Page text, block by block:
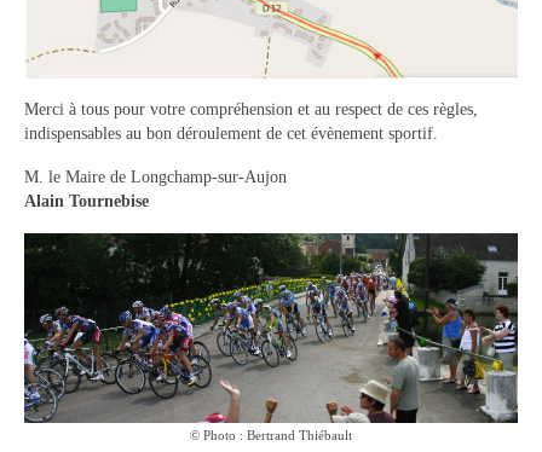
Les associations
Contacter votre mairie
Informations légales
Merci à tous pour votre compréhension et au respect de ces règles,
indispensables au bon déroulement de cet évènement sportif.
M. le Maire de Longchamp-sur-Aujon
Alain Tournebise
© Photo : Bertrand Thiébault